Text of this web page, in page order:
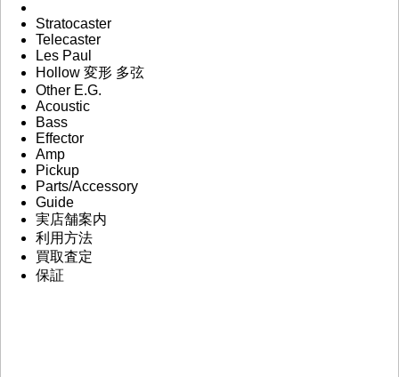
Stratocaster
Telecaster
Les Paul
Hollow 変形 多弦
Other E.G.
Acoustic
Bass
Effector
Amp
Pickup
Parts/Accessory
Guide
実店舗案内
利用方法
買取査定
保証